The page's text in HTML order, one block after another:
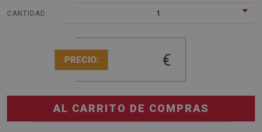
CANTIDAD: 1
PRECIO: €
AL CARRITO DE COMPRAS